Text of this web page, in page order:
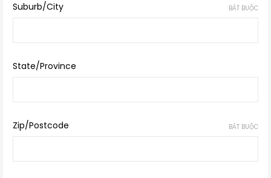
Suburb/City BẮT BUỘC
State/Province
Zip/Postcode BẮT BUỘC